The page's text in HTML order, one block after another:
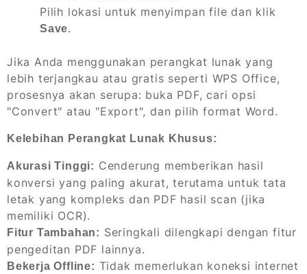
Pilih lokasi untuk menyimpan file dan klik
Save.
Jika Anda menggunakan perangkat lunak yang
lebih terjangkau atau gratis seperti WPS Office,
prosesnya akan serupa: buka PDF, cari opsi
"Convert" atau "Export", dan pilih format Word.
Kelebihan Perangkat Lunak Khusus:
Akurasi Tinggi: Cenderung memberikan hasil
konversi yang paling akurat, terutama untuk tata
letak yang kompleks dan PDF hasil scan (jika
memiliki OCR).
Fitur Tambahan: Seringkali dilengkapi dengan fitur
pengeditan PDF lainnya.
Bekerja Offline: Tidak memerlukan koneksi internet